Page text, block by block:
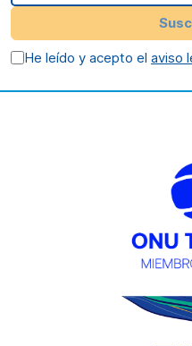
He leído y acepto elaviso